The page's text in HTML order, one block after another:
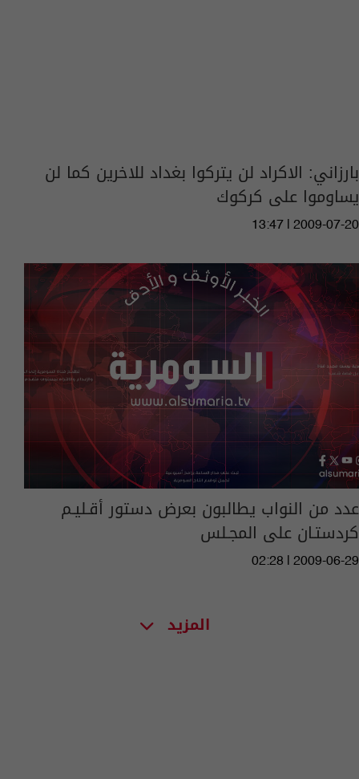
بارزاني: الاكراد لن يتركوا بغداد للاخرين كما لن
يساوموا على كركوك
13:47 | 2009-07-20
عدد من النواب يطالبون بعرض دستور أقـليـم
كردستـان على المجـلس
02:28 | 2009-06-29
المزيد